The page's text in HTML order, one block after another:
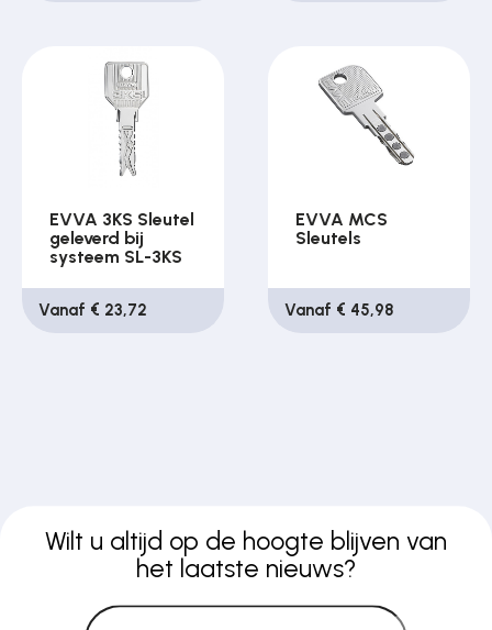
EVVA 3KS Sleutel
geleverd bij
systeem SL-3KS
Vanaf € 23,72
EVVA MCS
Sleutels
Vanaf € 45,98
Wilt u altijd op de hoogte blijven van
het laatste nieuws?